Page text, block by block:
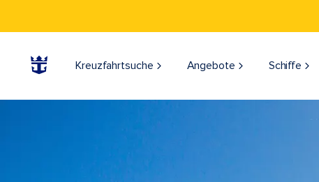
Kreuzfahrtsuche Angebote Schiffe